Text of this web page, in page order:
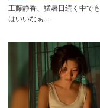
工藤静香、猛暑日続く中で
はいいなぁ...